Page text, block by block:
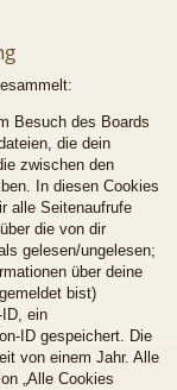
Besuch des Boards
die dein
zwischen den
In diesen Cookies
alle Seitenaufrufe
die von dir
gelesen/ungelesen;
über deine
bist)
ein
ID gespeichert. Die
von einem Jahr. Alle
„Alle Cookies